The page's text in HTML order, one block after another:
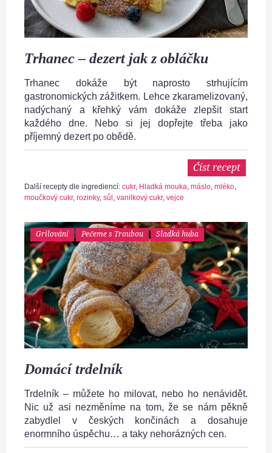
Trhanec – dezert jak z obláčku
Trhanec dokáže být naprosto strhujícím
gastronomických zážitkem. Lehce zkaramelizovaný,
nadýchaný a křehký vám dokáže zlepšit start
každého dne. Nebo si jej dopřejte třeba jako
příjemný dezert po obědě.
Číst recept
Další recepty dle ingrediencí: cukr, Hladká mouka, máslo, mléko,
moučkový cukr, rozinky, sůl , vanilkový cukr, vejce
Grilování Pečeme s Troubou Sladká huba
Domácí trdelník
Trdelník – můžete ho milovat, nebo ho nenávidět.
Nic už asi nezměníme na tom, že se nám pěkně
zabydlel v českých končinách a dosahuje
enormního úspěchu… a taky nehorázných cen.